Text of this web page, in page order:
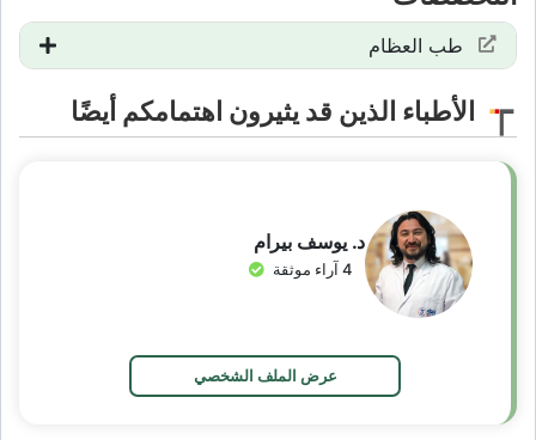
طب العظام
الأطباء الذين قد يثيرون اهتمامكم أيضًا
د. يوسف بيرام
4 آراء موثقة
عرض الملف الشخصي